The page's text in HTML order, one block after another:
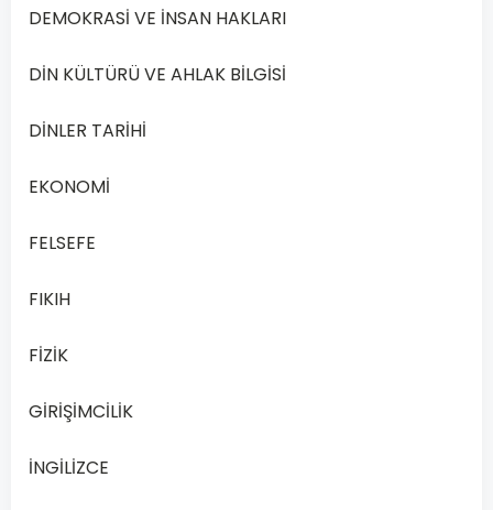
Dönem
Lise
Kültürü
Ahlak
5
2020
1.
Açık
öğrencilerinin
DEMOKRASİ VE İNSAN HAKLARI
DİN KÜLTÜRÜ VE AHLAK BİLGİSİ
DİNLER TARİHİ
EKONOMİ
FELSEFE
FIKIH
FİZİK
GİRİŞİMCİLİK
İNGİLİZCE